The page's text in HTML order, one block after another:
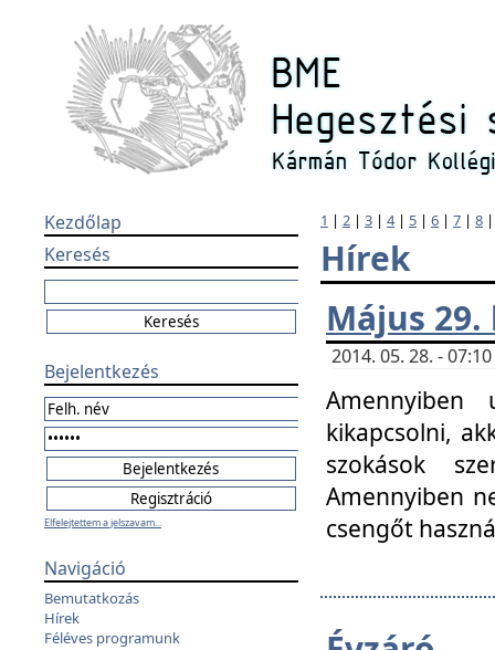
Kezdőlap
Keresés
Bejelentkezés
Elfelejtettem a jelszavam...
Navigáció
Bemutatkozás
Hírek
Féléves programunk
1 | 2 | 3 | 4| 5 | 6 | 7 | 8
Hírek
Május
2014. 05. 28. -
kikapcsolni,
szokások
Amennyiben
csengőt